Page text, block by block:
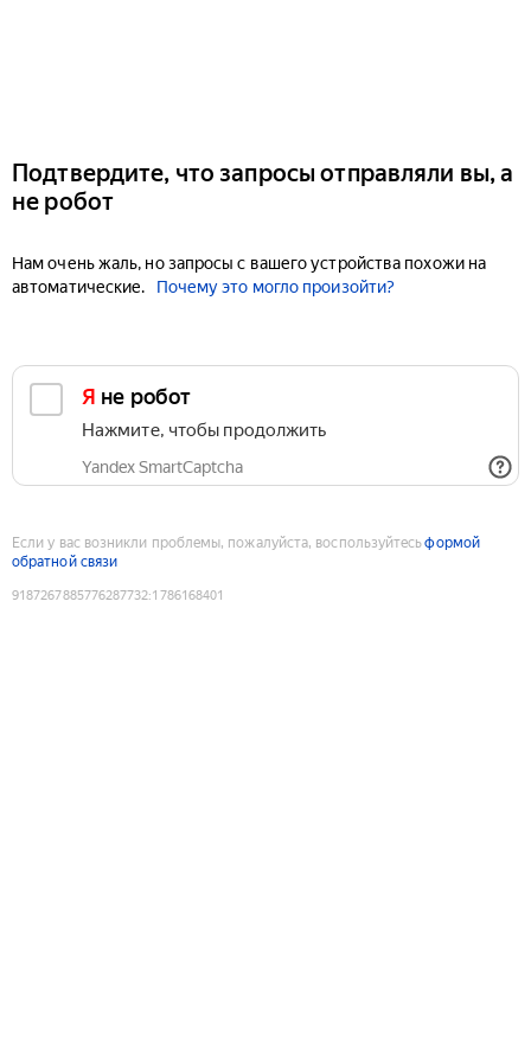
Подтвердите, что запросы отправляли вы, а
не робот
Нам очень жаль, но запросы с вашего устройства похожи на
автоматические.
Почему это могло произойти?
Я не робот
Нажмите, чтобы продолжить
Yandex SmartCaptcha
Если у вас возникли проблемы, пожалуйста, воспользуйтесьформой
обратной связи
9187267885776287732:1786168401